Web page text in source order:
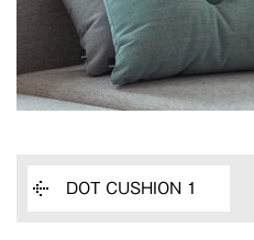
DOT CUSHION 1